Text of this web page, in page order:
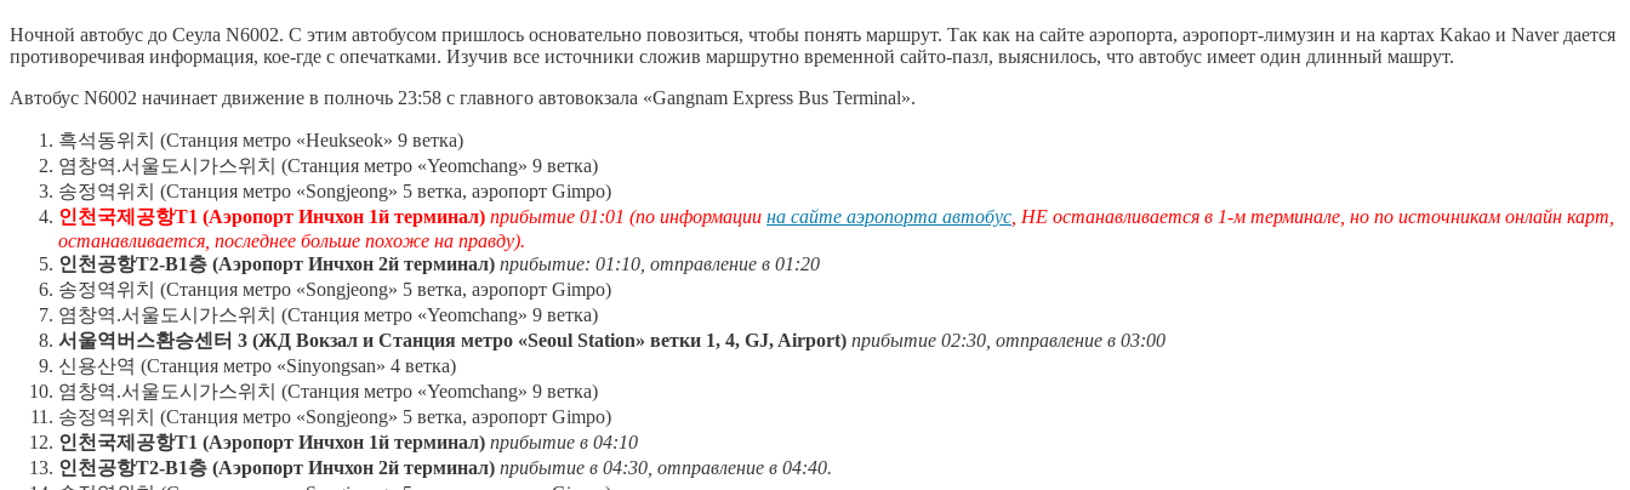
Ночной автобус до Сеула N6002. С этим автобусом пришлось основательно повозиться, чтобы понять маршрут. Так как на сайте аэропорта, аэропорт-лимузин и на картах Kakao и Naver дается
противоречивая информация, кое-где с опечатками. Изучив все источники сложив маршрутно временной сайто-пазл, выяснилось, что автобус имеет один длинный машрут.
Автобус N6002 начинает движение в полночь 23:58 с главного автовокзала «Gangnam Express Bus Terminal».
흑석동위치 (Станция метро «Heukseok» 9 ветка)
염창역.서울도시가스위치 (Станция метро «Yeomchang» 9 ветка)
송정역위치 (Станция метро «Songjeong» 5 ветка, аэропорт Gimpo)
인천국제공항T1 (Аэропорт Инчхон 1й терминал) прибытие 01:01 (по информации на сайте аэропорта автобус , НЕ останавливается в 1-м терминале, но по источникам онлайн карт,
останавливается, последнее больше похоже на правду).
인천공항T2-B1층 (Аэропорт Инчхон 2й терминал) прибытие: 01:10, отправление в 01:20
송정역위치 (Станция метро «Songjeong» 5 ветка, аэропорт Gimpo)
염창역.서울도시가스위치 (Станция метро «Yeomchang» 9 ветка)
서울역버스환승센터 3 (ЖД Вокзал и Станция метро «Seoul Station» ветки 1, 4, GJ, Airport) прибытие 02:30, отправление в 03:00
신용산역 (Станция метро «Sinyongsan» 4 ветка)
염창역.서울도시가스위치 (Станция метро «Yeomchang» 9 ветка)
송정역위치 (Станция метро «Songjeong» 5 ветка, аэропорт Gimpo)
인천국제공항T1 (Аэропорт Инчхон 1й терминал) прибытие в 04:10
인천공항T2-B1층 (Аэропорт Инчхон 2й терминал) прибытие в 04:30, отправление в 04:40.